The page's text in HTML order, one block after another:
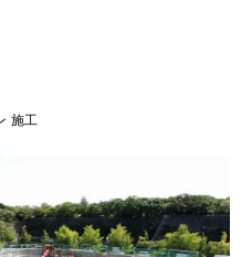
施工